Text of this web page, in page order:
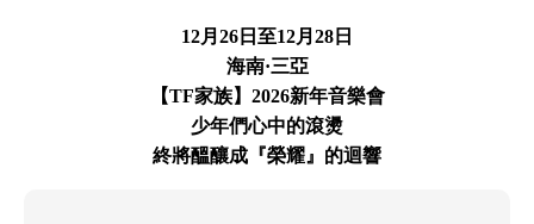
12月26日至12月28日
海南·三亞
【TF家族】2026新年音樂會
少年們心中的滾燙
終將醞釀成『榮耀』的迴響